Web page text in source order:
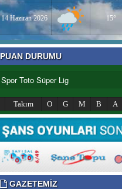
14 Haziran 2026 15°
PUAN DURUMU
Takım O G M B A
GAZETEMİZ